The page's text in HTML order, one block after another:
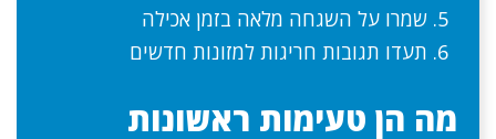
שמרו על השגחה מלאה בזמן אכילה
תעדו תגובות חריגות למזונות חדשים
מה הן טעימות ראשונות